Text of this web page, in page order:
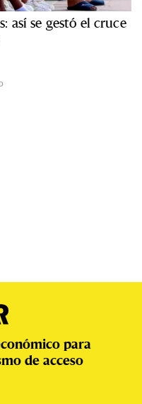
así se gestó el cruce
para
de acceso